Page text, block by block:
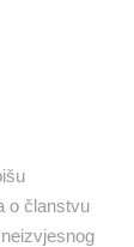
o članstvu